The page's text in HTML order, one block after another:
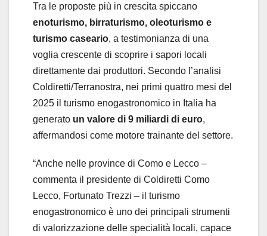
Tra le proposte più in crescita spiccano
enoturismo, birraturismo, oleoturismo e
turismo caseario, a testimonianza di una
voglia crescente di scoprire i sapori locali
direttamente dai produttori. Secondo l’analisi
Coldiretti/Terranostra, nei primi quattro mesi del
2025 il turismo enogastronomico in Italia ha
generato un valore di 9 miliardi di euro,
affermandosi come motore trainante del settore.
“Anche nelle province di Como e Lecco –
commenta il presidente di Coldiretti Como
Lecco, Fortunato Trezzi – il turismo
enogastronomico è uno dei principali strumenti
di valorizzazione delle specialità locali, capace